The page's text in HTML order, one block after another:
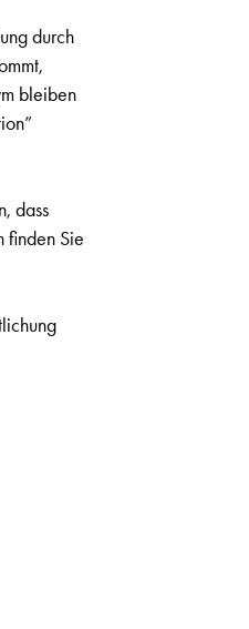
durch
bleiben
dass
finden Sie